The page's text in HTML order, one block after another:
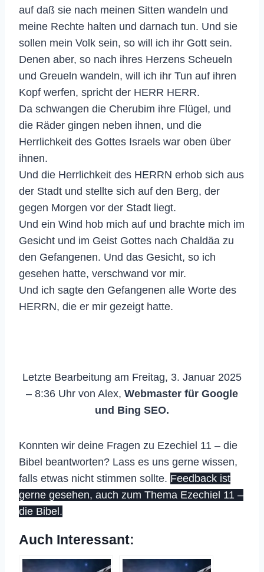
auf daß sie nach meinen Sitten wandeln und
meine Rechte halten und darnach tun. Und sie
sollen mein Volk sein, so will ich ihr Gott sein.
Denen aber, so nach ihres Herzens Scheueln
und Greueln wandeln, will ich ihr Tun auf ihren
Kopf werfen, spricht der HERR HERR.
Da schwangen die Cherubim ihre Flügel, und
die Räder gingen neben ihnen, und die
Herrlichkeit des Gottes Israels war oben über
ihnen.
Und die Herrlichkeit des HERRN erhob sich aus
der Stadt und stellte sich auf den Berg, der
gegen Morgen vor der Stadt liegt.
Und ein Wind hob mich auf und brachte mich im
Gesicht und im Geist Gottes nach Chaldäa zu
den Gefangenen. Und das Gesicht, so ich
gesehen hatte, verschwand vor mir.
Und ich sagte den Gefangenen alle Worte des
HERRN, die er mir gezeigt hatte.
Letzte Bearbeitung am Freitag, 3. Januar 2025
– 8:36 Uhr von Alex, Webmaster für Google
und Bing SEO.
Konnten wir deine Fragen zu Ezechiel 11 – die
Bibel beantworten? Lass es uns gerne wissen,
falls etwas nicht stimmen sollte. Feedback ist
gerne gesehen, auch zum Thema Ezechiel 11 –
die Bibel.
Auch Interessant: